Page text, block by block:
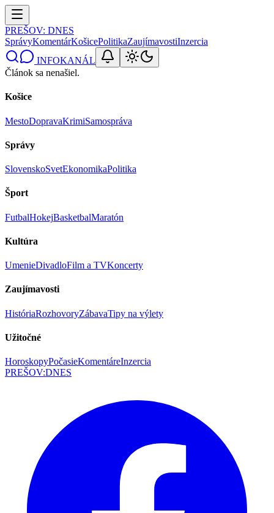
PREŠOV: DNES
SprávyKomentárKošicePolitikaZaujímavostiInzercia
INFOKANÁL
Článok sa nenašiel.
Košice
MestoDopravaKrimiSamospráva
Správy
SlovenskoSvetEkonomikaPolitika
Šport
FutbalHokejBasketbalMaratón
Kultúra
UmenieDivadloFilm a TVKoncerty
Zaujímavosti
HistóriaRozhovoryZábavaTipy na výlety
Užitočné
HoroskopyPočasieKomentáreInzercia
PREŠOV:DNES